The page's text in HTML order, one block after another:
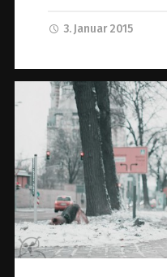
3. Januar 2015